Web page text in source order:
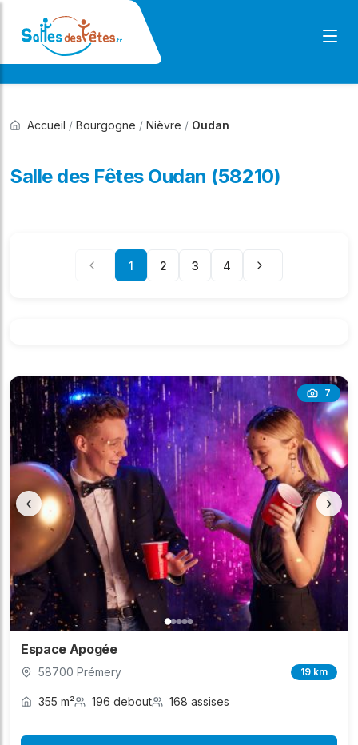
Accueil / Bourgogne / Nièvre / Oudan
Salle des Fêtes Oudan (58210)
1 2 3 4
7
‹ ›
Espace Apogée
58700 Prémery 19 km
355 m² 196 debout 168 assises